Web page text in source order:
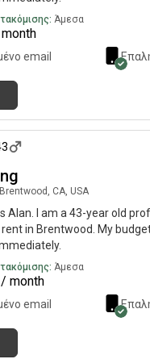
Άμεσα
email
Brentwood, CA, USA
Alan. I am a 43-year old
in Brentwood. My
Άμεσα
month
email